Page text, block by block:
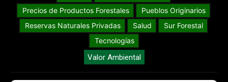
Precios de Productos Forestales
Pueblos Originarios
Reservas Naturales Privadas
Salud
Sur Forestal
Tecnologías
Valor Ambiental